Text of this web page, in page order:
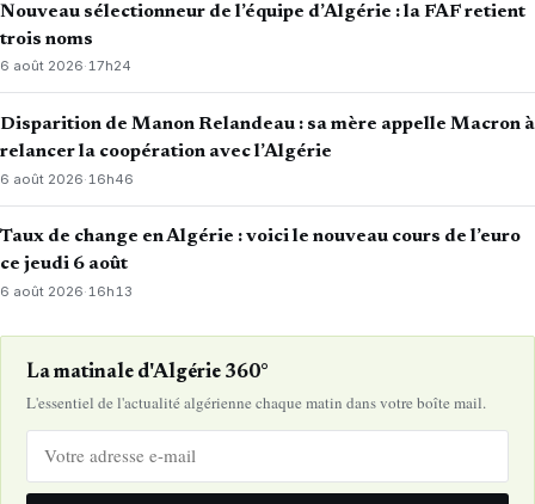
Nouveau sélectionneur de l’équipe d’Algérie : la FAF retient
trois noms
6 août 2026·17h24
Disparition de Manon Relandeau : sa mère appelle Macron à
relancer la coopération avec l’Algérie
6 août 2026· 16h46
Taux de change en Algérie : voici le nouveau cours de l’euro
ce jeudi 6 août
6 août 2026·16h13
La matinale d'Algérie 360°
L'essentiel de l'actualité algérienne chaque matin dans votre boîte mail.